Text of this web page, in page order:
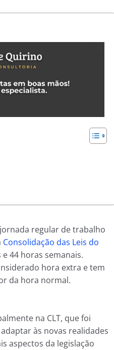
regular de trabalho
Consolidação das Leis do
44 horas semanais.
hora extra e tem
da hora normal.
na CLT, que foi
às novas realidades
aspectos da legislação